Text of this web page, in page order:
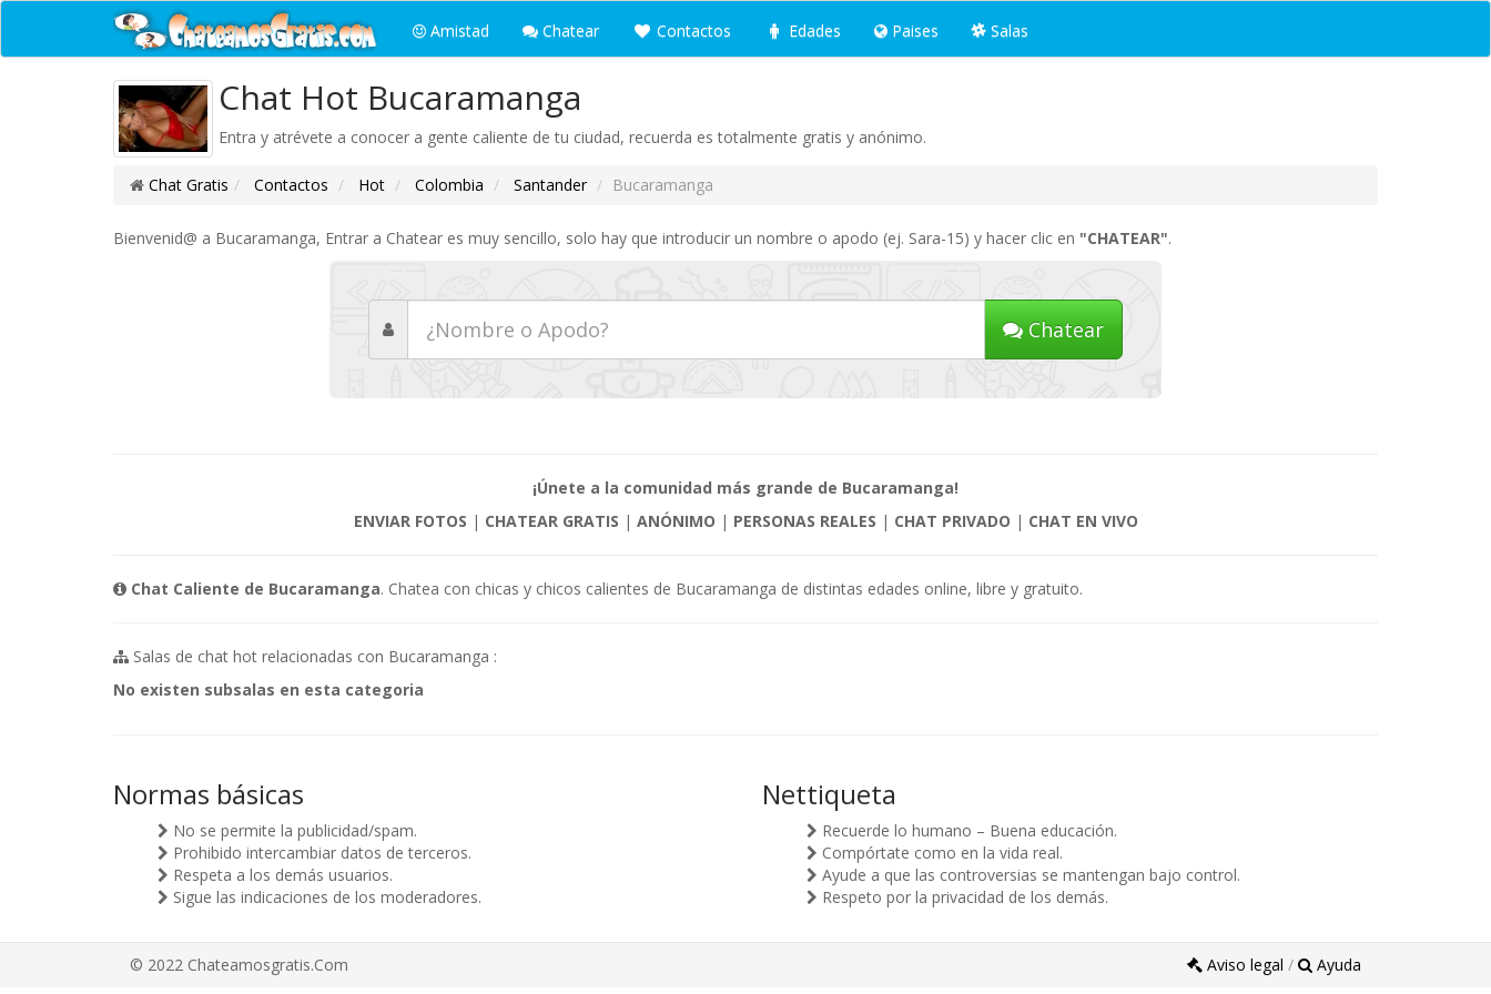
Amistad Chatear Contactos Edades Paises Salas
Chat Hot Bucaramanga
Entra y atrévete a conocer a gente caliente de tu ciudad, recuerda es totalmente gratis y anónimo.
Chat Gratis Contactos Hot Colombia Santander Bucaramanga
Bienvenid@ a Bucaramanga, Entrar a Chatear es muy sencillo, solo hay que introducir un nombre o apodo (ej. Sara-15) y hacer clic en "CHATEAR".
Chatear
¡Únete a la comunidad más grande de Bucaramanga!
ENVIAR FOTOS | CHATEAR GRATIS | ANÓNIMO | PERSONAS REALES | CHAT PRIVADO | CHAT EN VIVO
Chat Caliente de Bucaramanga. Chatea con chicas y chicos calientes de Bucaramanga de distintas edades online, libre y gratuito.
Salas de chat hot relacionadas con Bucaramanga :
No existen subsalas en esta categoria
Normas básicas
No se permite la publicidad/spam.
Prohibido intercambiar datos de terceros.
Respeta a los demás usuarios.
Sigue las indicaciones de los moderadores.
Nettiqueta
Recuerde lo humano – Buena educación.
Compórtate como en la vida real.
Ayude a que las controversias se mantengan bajo control.
Respeto por la privacidad de los demás.
© 2022 Chateamosgratis.Com Aviso legal / Ayuda